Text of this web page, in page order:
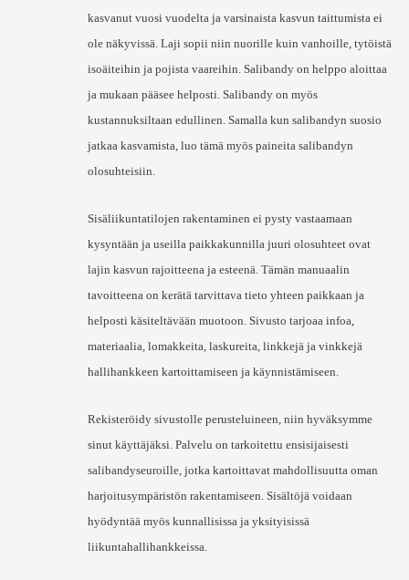
kasvanut vuosi vuodelta ja varsinaista kasvun taittumista ei
ole näkyvissä. Laji sopii niin nuorille kuin vanhoille, tytöistä
isoäiteihin ja pojista vaareihin. Salibandy on helppo aloittaa
ja mukaan pääsee helposti. Salibandy on myös
kustannuksiltaan edullinen. Samalla kun salibandyn suosio
jatkaa kasvamista, luo tämä myös paineita salibandyn
olosuhteisiin.
Sisäliikuntatilojen rakentaminen ei pysty vastaamaan
kysyntään ja useilla paikkakunnilla juuri olosuhteet ovat
lajin kasvun rajoitteena ja esteenä. Tämän manuaalin
tavoitteena on kerätä tarvittava tieto yhteen paikkaan ja
helposti käsiteltävään muotoon. Sivusto tarjoaa infoa,
materiaalia, lomakkeita, laskureita, linkkejä ja vinkkejä
hallihankkeen kartoittamiseen ja käynnistämiseen.
Rekisteröidy sivustolle perusteluineen, niin hyväksymme
sinut käyttäjäksi. Palvelu on tarkoitettu ensisijaisesti
salibandyseuroille, jotka kartoittavat mahdollisuutta oman
harjoitusympäristön rakentamiseen. Sisältöjä voidaan
hyödyntää myös kunnallisissa ja yksityisissä
liikuntahallihankkeissa.